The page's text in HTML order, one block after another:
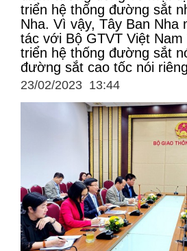
triển hệ thống đường sắt
Nha. Vì vậy, Tây Ban Nha
tác với Bộ GTVT Việt
triển hệ thống đường sắt
đường sắt cao tốc nói
23/02/2023 13:44